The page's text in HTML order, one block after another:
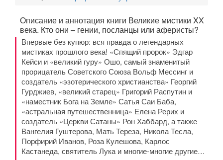
Описание и аннотация книги Великие мистики XX
века. Кто они – гении, посланцы или аферисты?
Впервые без купюр: вся правда о легендарных
мистиках прошлого века! «Спящий пророк» Эдгар
Кейси и «великий гуру» Ошо, самый знаменитый
прорицатель Советского Союза Вольф Мессинг и
создатель «эзотерического христианства» Георгий
Гурджиев, «великий старец» Григорий Распутин и
«наместник Бога на Земле» Сатья Саи Баба,
«астральная путешественница» Елена Рерих и
создатель «Церкви Сатаны» Рон Хаббард, а также
Вангелия Гуштерова, Мать Тереза, Никола Тесла,
Порфирий Иванов, Роза Кулешова, Карлос
Кастанеда, святитель Лука и многие-многие другие…